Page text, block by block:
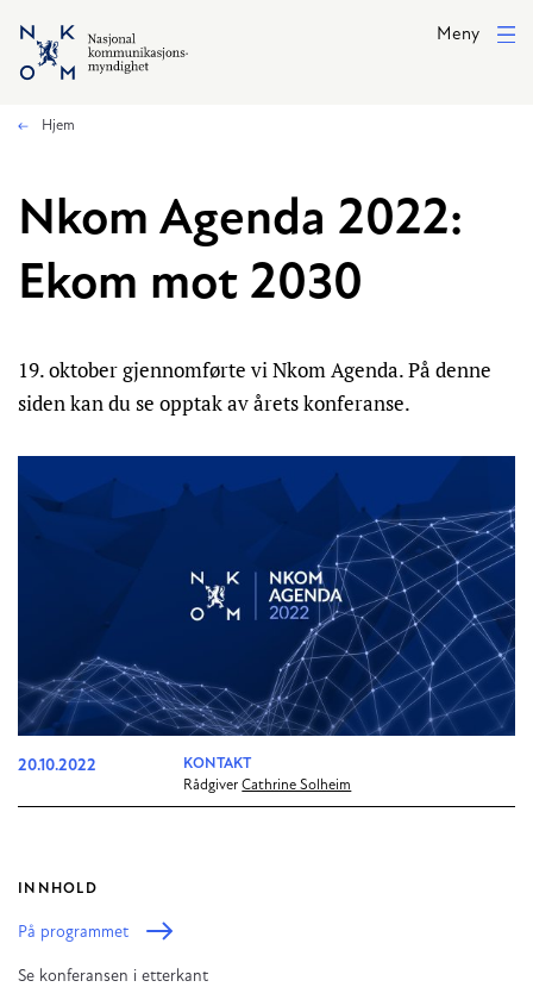
Hopp til hovedinnhold
Meny
Hjem
Nkom Agenda 2022:
Ekom mot 2030
19. oktober gjennomførte vi Nkom Agenda. På denne
siden kan du se opptak av årets konferanse.
20.10.2022
KONTAKT
Rådgiver Cathrine Solheim
INNHOLD
På programmet
Se konferansen i etterkant